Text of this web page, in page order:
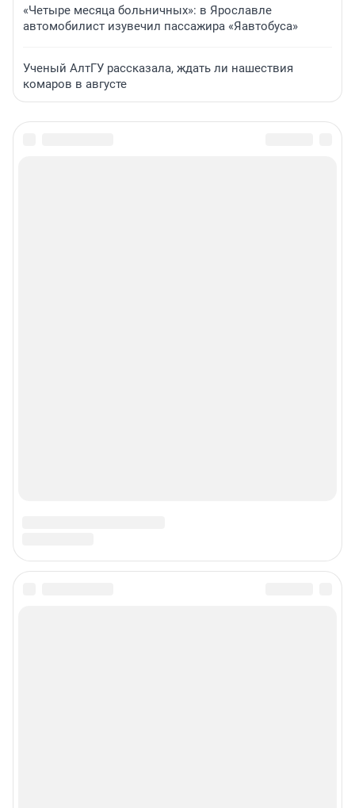
«Четыре месяца больничных»: в Ярославле
автомобилист изувечил пассажира «Яавтобуса»
Ученый АлтГУ рассказала, ждать ли нашествия
комаров в августе